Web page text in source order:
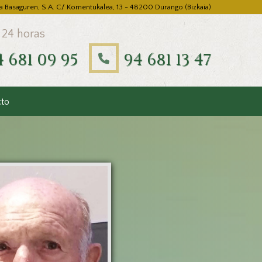
Basaguren, S.A. C/ Komentukalea, 13 - 48200 Durango (Bizkaia)
horas
681 09 95 94 681 13 47